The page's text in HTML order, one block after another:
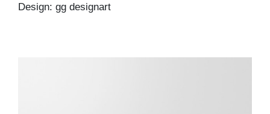
Design: gg designart